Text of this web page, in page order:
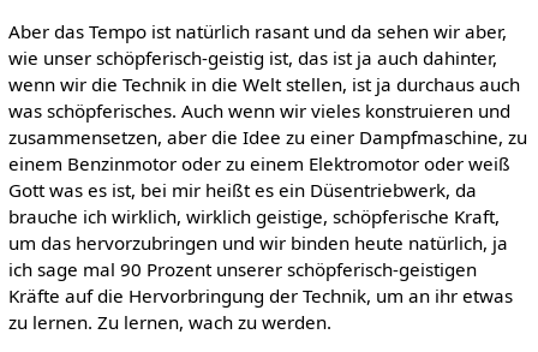
Aber das Tempo ist natürlich rasant und da sehen wir aber,
wie unser schöpferisch-geistig ist, das ist ja auch dahinter,
wenn wir die Technik in die Welt stellen, ist ja durchaus auch
was schöpferisches. Auch wenn wir vieles konstruieren und
zusammensetzen, aber die Idee zu einer Dampfmaschine, zu
einem Benzinmotor oder zu einem Elektromotor oder weiß
Gott was es ist, bei mir heißt es ein Düsentriebwerk, da
brauche ich wirklich, wirklich geistige, schöpferische Kraft,
um das hervorzubringen und wir binden heute natürlich, ja
ich sage mal 90 Prozent unserer schöpferisch-geistigen
Kräfte auf die Hervorbringung der Technik, um an ihr etwas
zu lernen. Zu lernen, wach zu werden.